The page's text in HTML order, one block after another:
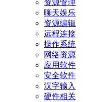
资源管理
聊天娱乐
资源编辑
远程连接
操作系统
网络资源
应用软件
安全软件
汉字输入
硬件相关